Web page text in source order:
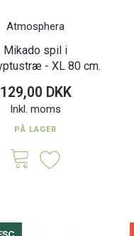
Atmosphera
Mikado spil i
- XL 80 cm.
129,00 DKK
Inkl. moms
PÅ LAGER